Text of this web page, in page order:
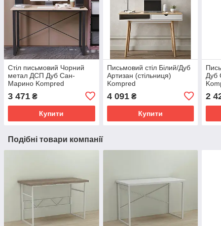
Стіл письмовий Чорний
метал ДСП Дуб Сан-
Марино Kompred
3 471 ₴
Купити
Письмовий стіл Білий/Дуб
Артизан (стільниця)
Kompred
4 091₴
Купити
Дуб
2
Подібні товари компанії